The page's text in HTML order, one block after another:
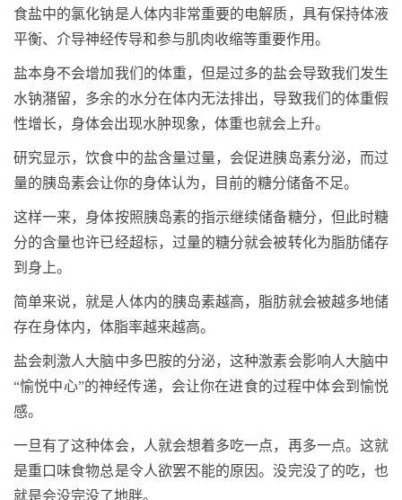
食盐中的氯化钠是人体内非常重要的电解质，具有保持体液
平衡、介导神经传导和参与肌肉收缩等重要作用。
盐本身不会增加我们的体重，但是过多的盐会导致我们发生
水钠潴留，多余的水分在体内无法排出，导致我们的体重假
性增长，身体会出现水肿现象，体重也就会上升。
研究显示，饮食中的盐含量过量，会促进胰岛素分泌，而过
量的胰岛素会让你的身体认为，目前的糖分储备不足。
这样一来，身体按照胰岛素的指示继续储备糖分，但此时糖
分的含量也许已经超标，过量的糖分就会被转化为脂肪储存
到身上。
简单来说，就是人体内的胰岛素越高，脂肪就会被越多地储
存在身体内，体脂率越来越高。
盐会刺激人大脑中多巴胺的分泌，这种激素会影响人大脑中
“愉悦中心”的神经传递，会让你在进食的过程中体会到愉悦
感。
一旦有了这种体会，人就会想着多吃一点，再多一点。这就
是重口味食物总是令人欲罢不能的原因。没完没了的吃，也
就是会没完没了地胖。